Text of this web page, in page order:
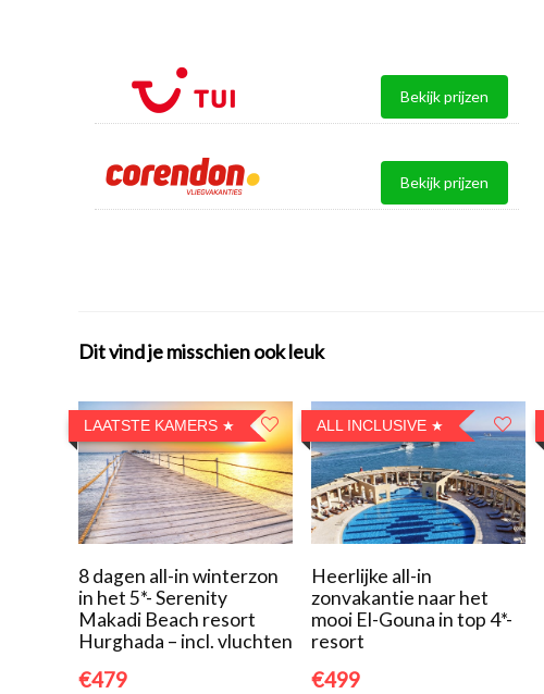
Bekijk prijzen
Bekijk prijzen
Dit vind je misschien ook leuk
LAATSTE KAMERS
8 dagen all-in winterzon
in het 5*- Serenity
Makadi Beach resort
Hurghada – incl. vluchten
€479
ALL INCLUSIVE
Heerlijke all-in
zonvakantie naar het
mooi El-Gouna in top 4*-
resort
€499